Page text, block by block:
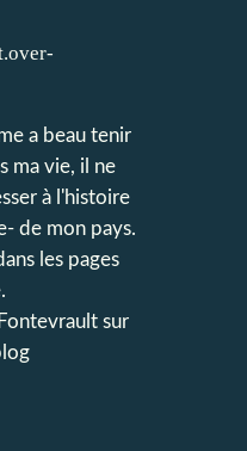
a beau tenir
ma vie, il ne
à l'histoire
de mon pays.
les pages
sur